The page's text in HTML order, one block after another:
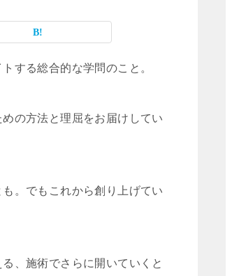
する総合的な学問のこと。
の方法と理屈をお届けしてい
。でもこれから創り上げてい
、施術でさらに開いていくと